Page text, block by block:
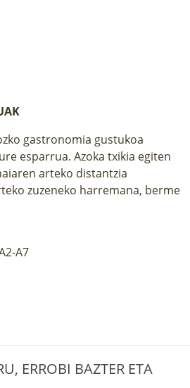
gastronomia gustukoa
esparrua. Azoka txikia egiten
arteko distantzia
zuzeneko harremana, berme
A7
ERROBI BAZTER ETA